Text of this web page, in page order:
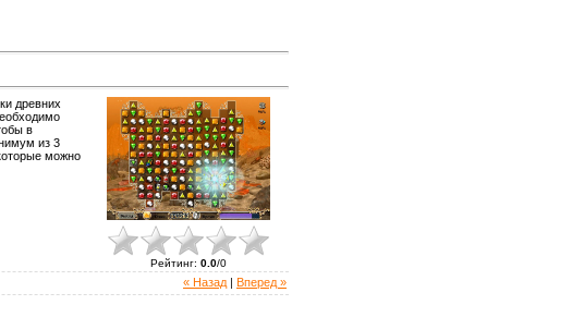
древних
в
из 3
можно
Рейтинг: 0.0/0
« Назад Вперед »